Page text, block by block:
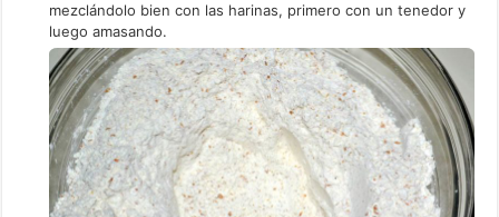
mezclándolo bien con las harinas, primero con un tenedor y
luego amasando.